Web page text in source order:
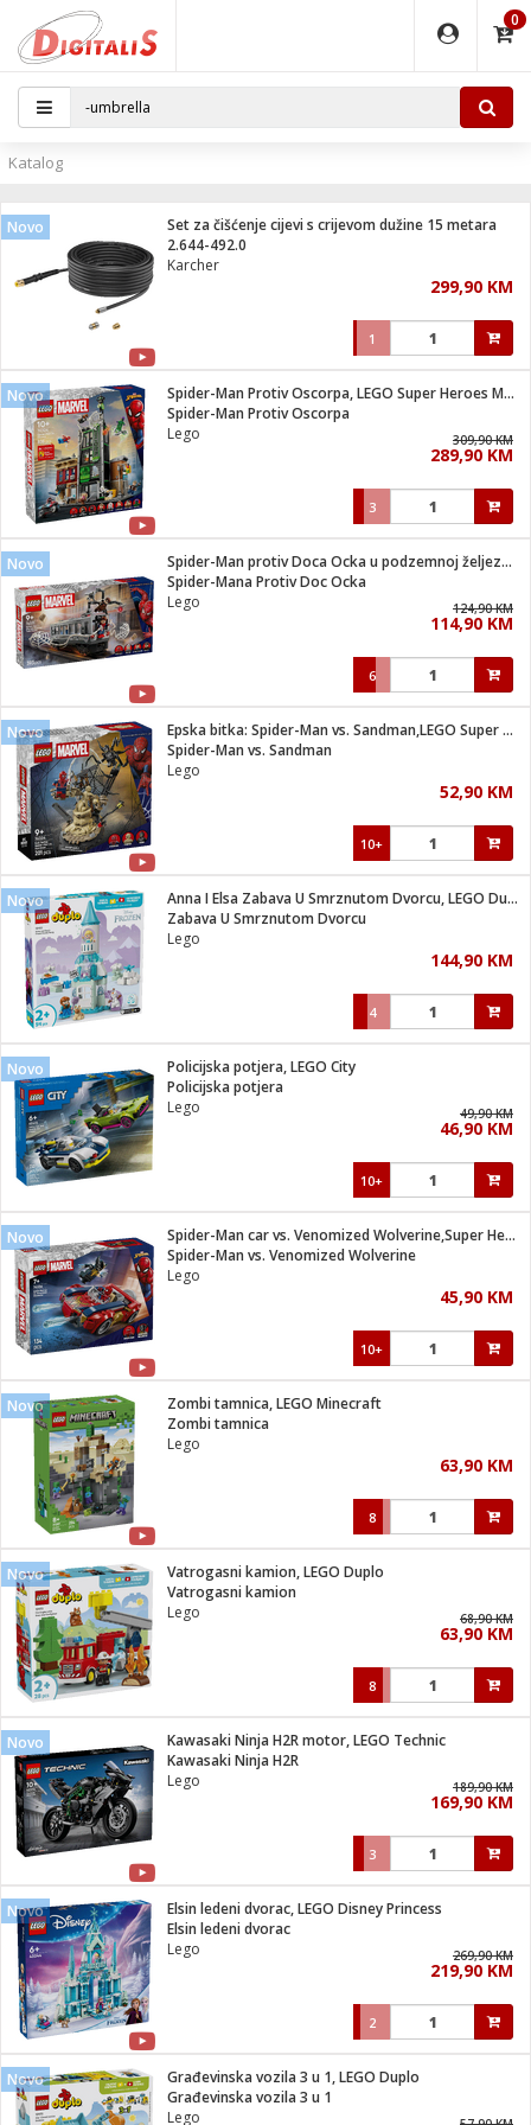
0
...
aparati
mesa
kafu
ostalo
pribor
pribor
Vitrine
Sušilica
/ Zdravlje
za kosu
brijanje
pribor
program
pribor
tuš
/ G4
svjetla
grla
materijal
i kutije
osigurači
i oprema
zraka
gorivo
- Analogija
IP kamere
IP
brave
Katalog
Novo
Set za čišćenje cijevi s crijevom dužine 15 metara
2.644-492.0
Karcher
299,90 KM
1
Novo
Spider-Man Protiv Oscorpa, LEGO Super Heroes Marvel
Spider-Man Protiv Oscorpa
Lego
309,90 KM
289,90 KM
3
Novo
Spider-Man protiv Doca Ocka u podzemnoj željeznici
Spider-Mana Protiv Doc Ocka
Lego
124,90 KM
114,90 KM
6
Novo
Epska bitka: Spider-Man vs. Sandman,LEGO Super Heroes Marvel
Spider-Man vs. Sandman
Lego
52,90 KM
10+
Novo
Anna I Elsa Zabava U Smrznutom Dvorcu, LEGO Duplo
Zabava U Smrznutom Dvorcu
Lego
144,90 KM
4
Novo
Policijska potjera, LEGO City
Policijska potjera
Lego
49,90 KM
46,90 KM
10+
Novo
Spider-Man car vs. Venomized Wolverine,Super Heroes Marvel
Spider-Man vs. Venomized Wolverine
Lego
45,90 KM
10+
Novo
Zombi tamnica, LEGO Minecraft
Zombi tamnica
Lego
63,90 KM
8
Novo
Vatrogasni kamion, LEGO Duplo
Vatrogasni kamion
Lego
68,90 KM
63,90 KM
8
Novo
Kawasaki Ninja H2R motor, LEGO Technic
Kawasaki Ninja H2R
Lego
189,90 KM
169,90 KM
3
Novo
Elsin ledeni dvorac, LEGO Disney Princess
Elsin ledeni dvorac
Lego
269,90 KM
219,90 KM
2
Novo
Građevinska vozila 3 u 1, LEGO Duplo
Građevinska vozila 3 u 1
Lego